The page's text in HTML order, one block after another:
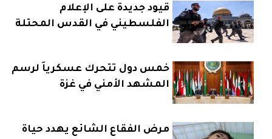
قيود جديدة على الإعلام
الفلسطيني في القدس المحتلة
خمس دول تتحرك عسكرياً لرسم
المشهد الأمني في غزة
مرض الفقاع الشائع يهدد حياة